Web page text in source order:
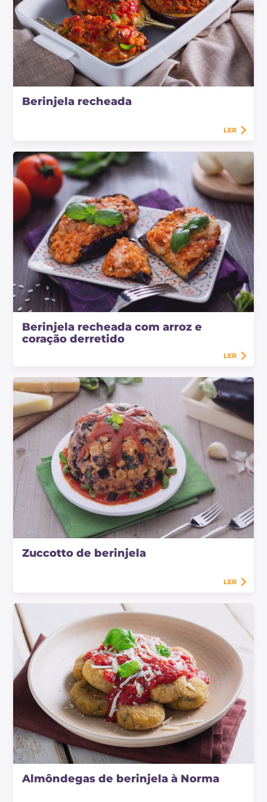
Berinjela recheada
LER
Berinjela recheada com arroz e
coração derretido
LER
Zuccotto de berinjela
LER
Almôndegas de berinjela à Norma